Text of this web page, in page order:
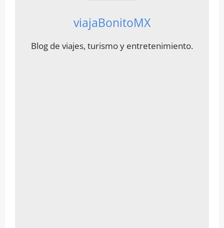
viajaBonitoMX
Blog de viajes, turismo y entretenimiento.